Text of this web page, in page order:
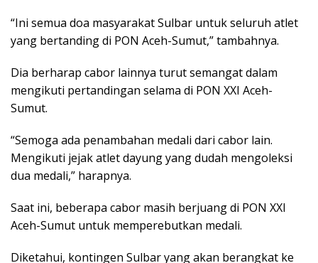
“Ini semua doa masyarakat Sulbar untuk seluruh atlet
yang bertanding di PON Aceh-Sumut,” tambahnya.
Dia berharap cabor lainnya turut semangat dalam
mengikuti pertandingan selama di PON XXI Aceh-
Sumut.
“Semoga ada penambahan medali dari cabor lain.
Mengikuti jejak atlet dayung yang dudah mengoleksi
dua medali,” harapnya.
Saat ini, beberapa cabor masih berjuang di PON XXI
Aceh-Sumut untuk memperebutkan medali.
Diketahui, kontingen Sulbar yang akan berangkat ke